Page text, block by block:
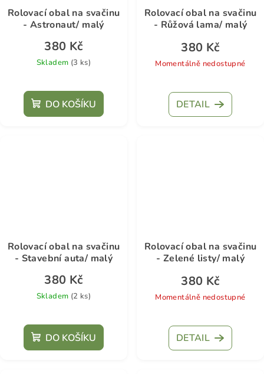
Rolovací obal na svačinu
- Astronaut/ malý
380 Kč
Skladem (3 ks)
DO KOŠÍKU
Rolovací obal na svačinu
- Růžová lama/ malý
380 Kč
Momentálně nedostupné
DETAIL
Rolovací obal na svačinu
- Stavební auta/ malý
380 Kč
Skladem (2 ks)
DO KOŠÍKU
Rolovací obal na svačinu
- Zelené listy/ malý
380 Kč
Momentálně nedostupné
DETAIL